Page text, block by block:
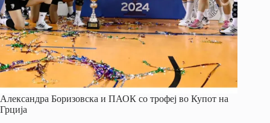
Александра Боризовска и ПАОК со трофеј во Купот на
Грција